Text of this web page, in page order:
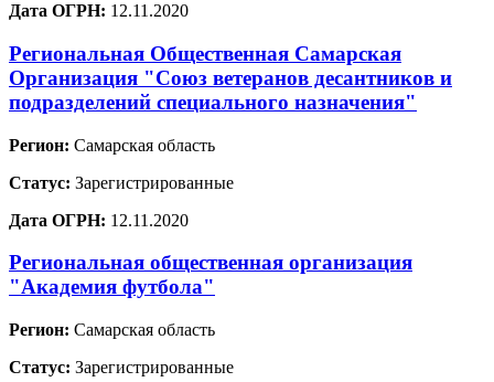
Дата ОГРН: 12.11.2020
Региональная Общественная Самарская
Организация "Союз ветеранов десантников и
подразделений специального назначения"
Регион: Самарская область
Статус: Зарегистрированные
Дата ОГРН: 12.11.2020
Региональная общественная организация
"Академия футбола"
Регион: Самарская область
Статус: Зарегистрированные